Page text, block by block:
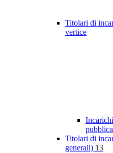
Titolari di
vertice
Titolari di
generali) 13